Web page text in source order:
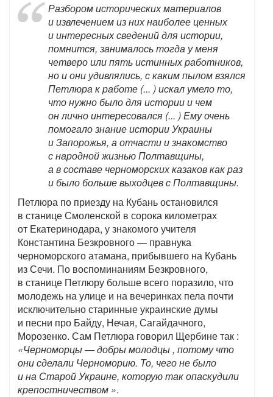
Разбором исторических материалов
и извлечением из них наиболее ценных
и интересных сведений для истории,
помнится, занималось тогда у меня
четверо или пять истинных работников,
но и они удивлялись, с каким пылом взялся
Петлюра к работе (... ) искал умело то,
что нужно было для истории и чем
он лично интересовался (... ) Ему очень
помогало знание истории Украины
и Запорожья, а отчасти и знакомство
с народной жизнью Полтавщины,
а в составе черноморских казаков как раз
и было больше выходцев с Полтавщины.
Петлюра по приезду на Кубань остановился
в станице Смоленской в сорока километрах
от Екатеринодара, у знакомого учителя
Константина Безкровного — правнука
черноморского атамана, прибывшего на Кубань
из Сечи. По воспоминаниям Безкровного,
в станице Петлюру больше всего поразило, что
молодежь на улице и на вечеринках пела почти
исключительно старинные украинские думы
и песни про Байду, Нечая, Сагайдачного,
Морозенко. Сам Петлюра говорил Щербине так :
«Черноморцы — добры молодцы , потому что
они сделали Черноморию. То, чего не было
и на Старой Украине, которую так опаскудили
крепостничеством ».